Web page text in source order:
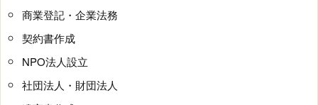
商業登記・企業法務
契約書作成
NPO法人設立
社団法人・財団法人